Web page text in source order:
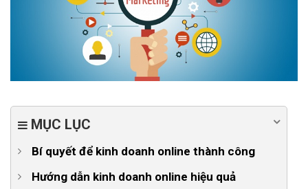
MỤC LỤC
Bí quyết để kinh doanh online thành công
1. Luôn có kế hoạch rõ ràng
Hướng dẫn kinh doanh online hiệu quả